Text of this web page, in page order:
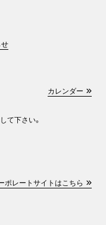
カレンダー
て下さい。
ポレートサイトはこちら